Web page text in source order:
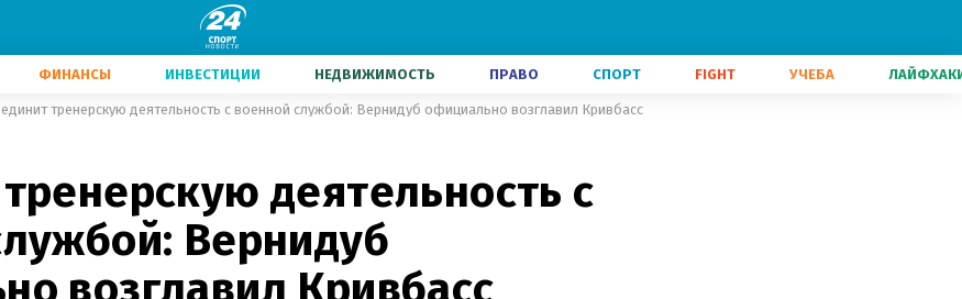
ФИНАНСЫ ИНВЕСТИЦИИ НЕДВИЖИМОСТЬ ПРАВО СПОРТ FIGHT УЧЕБА
тренерскую деятельность с военной службой: Вернидуб официально возглавил Кривбасс
деятельность с
Вернидуб